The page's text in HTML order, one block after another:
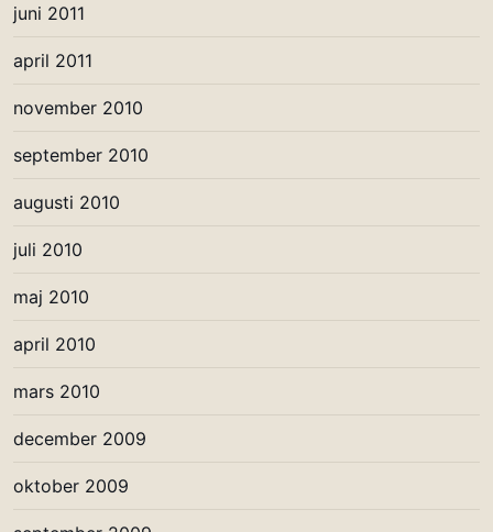
juni 2011
april 2011
november 2010
september 2010
augusti 2010
juli 2010
maj 2010
april 2010
mars 2010
december 2009
oktober 2009